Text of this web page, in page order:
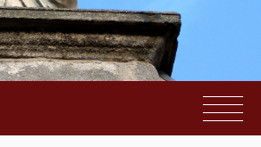
visita la sede del ICA de